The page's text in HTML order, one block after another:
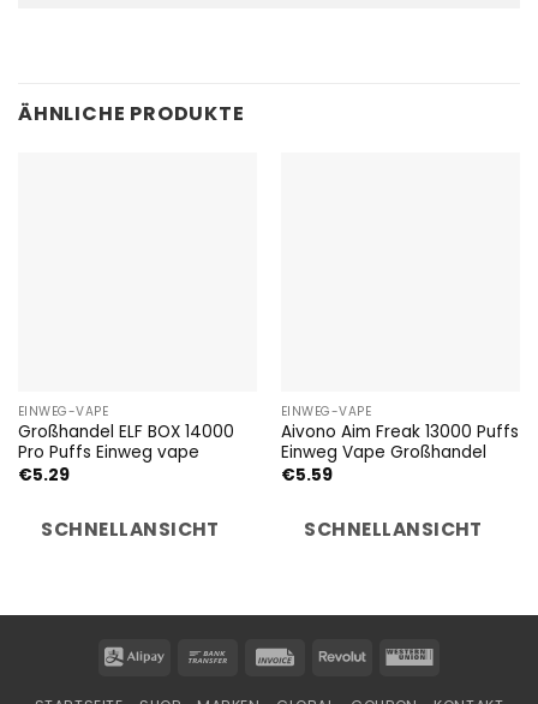
ÄHNLICHE PRODUKTE
EINWEG-VAPE
Großhandel ELF BOX 14000
Pro Puffs Einweg vape
€5.29
SCHNELLANSICHT
EINWEG-VAPE
Aivono Aim Freak 13000 Puffs
Einweg Vape Großhandel
€5.59
SCHNELLANSICHT
Alipay
Bank
Invoice RevolutWestern